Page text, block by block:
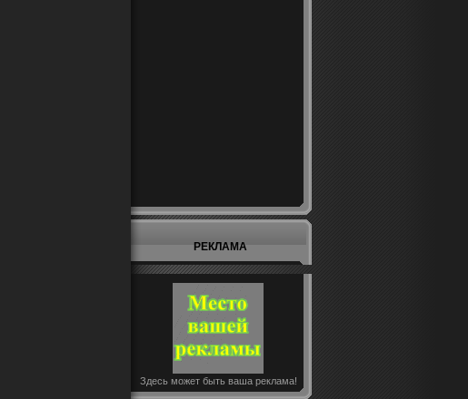
РЕКЛАМА
Здесь может быть ваша реклама!